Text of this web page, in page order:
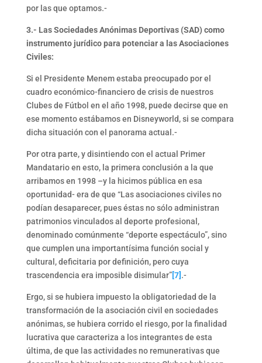
por las que optamos.-
3.- Las Sociedades Anónimas Deportivas (SAD) como
instrumento jurídico para potenciar a las Asociaciones
Civiles:
Si el Presidente Menem estaba preocupado por el
cuadro económico-financiero de crisis de nuestros
Clubes de Fútbol en el año 1998, puede decirse que en
ese momento estábamos en Disneyworld, si se compara
dicha situación con el panorama actual.-
Por otra parte, y disintiendo con el actual Primer
Mandatario en esto, la primera conclusión a la que
arribamos en 1998 –y la hicimos pública en esa
oportunidad- era de que “Las asociaciones civiles no
podían desaparecer, pues éstas no sólo administran
patrimonios vinculados al deporte profesional,
denominado comúnmente “deporte espectáculo”, sino
que cumplen una importantísima función social y
cultural, deficitaria por definición, pero cuya
trascendencia era imposible disimular”[7] .-
Ergo, si se hubiera impuesto la obligatoriedad de la
transformación de la asociación civil en sociedades
anónimas, se hubiera corrido el riesgo, por la finalidad
lucrativa que caracteriza a los integrantes de esta
última, de que las actividades no remunerativas que